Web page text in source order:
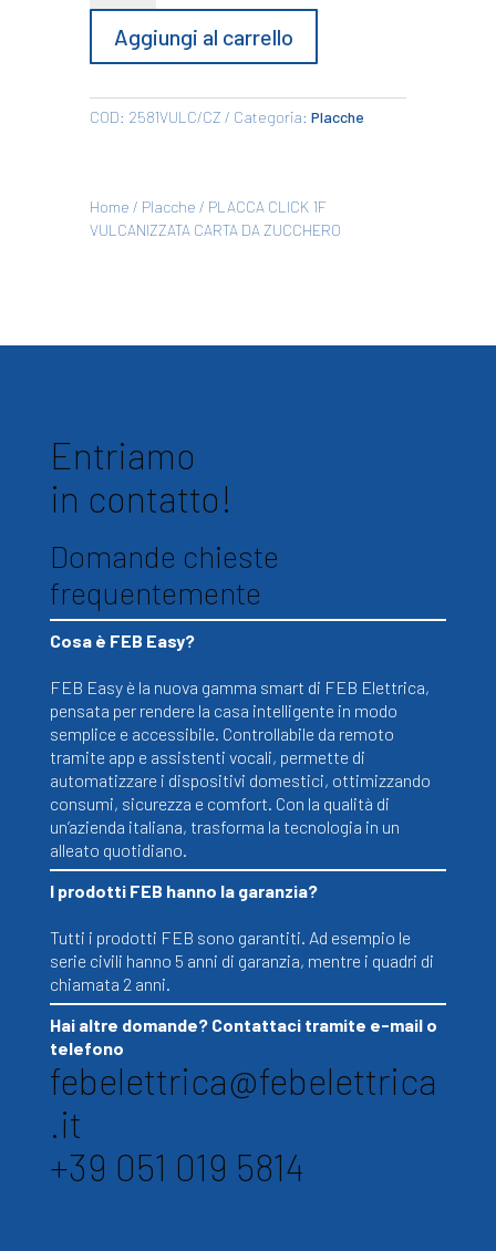
1F
VULCANIZZATA
CARTA
ZUCCHERO
quantità
Aggiungi al carrello
COD: 2581VULC/CZ Categoria: Placche
Home / Placche / PLACCA CLICK 1F
VULCANIZZATA CARTA DA ZUCCHERO
Entriamo
in contatto!
Domande chieste
frequentemente
Cosa è FEB Easy?
FEB Easy è la nuova gamma smart di FEB Elettrica,
pensata per rendere la casa intelligente in modo
semplice e accessibile. Controllabile da remoto
tramite app e assistenti vocali, permette di
automatizzare i dispositivi domestici, ottimizzando
consumi, sicurezza e comfort. Con la qualità di
un’azienda italiana, trasforma la tecnologia in un
alleato quotidiano.
I prodotti FEB hanno la garanzia?
Tutti i prodotti FEB sono garantiti. Ad esempio le
serie civili hanno 5 anni di garanzia, mentre i quadri di
chiamata 2 anni.
Hai altre domande? Contattaci tramite e-mail o
telefono
febelettrica@febelettrica
.it
+39 051 019 5814